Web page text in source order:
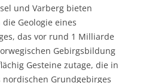
und Varberg bieten
Geologie eines
das vor rund 1 Milliarde
Gebirgsbildung
Gesteine zutage, die in
Grundgebirges